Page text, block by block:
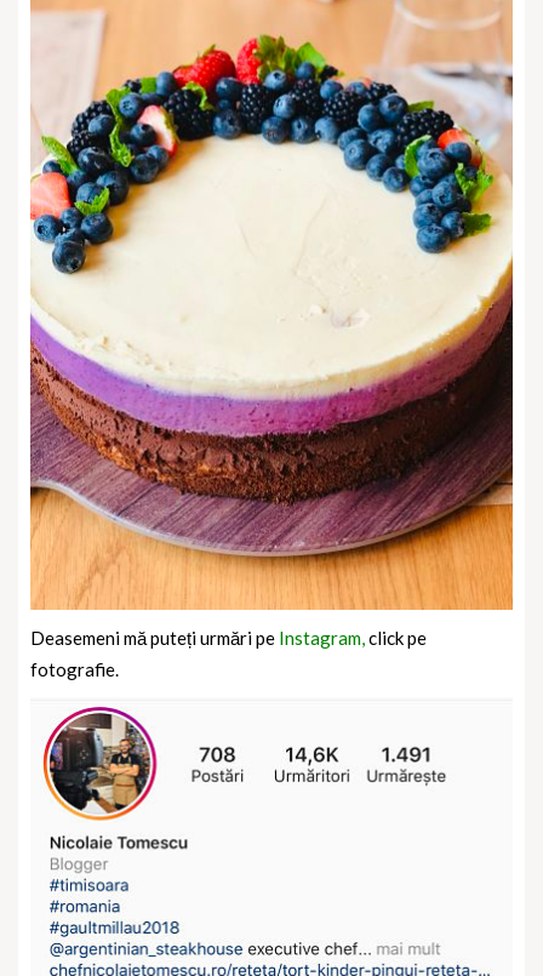
Deasemeni mă puteți urmări pe Instagram,click pe
fotografie.